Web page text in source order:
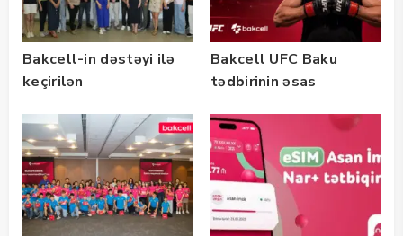
Bakcell-in dəstəyi ilə
keçirilən
Bootcamp” başladı
Bakcell UFC Baku
tədbirinin əsas